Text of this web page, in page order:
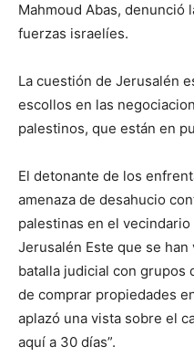
Mahmoud Abas, denunció
fuerzas israelíes.
La cuestión de Jerusalén
escollos en las
palestinos, que están en
El detonante de los
amenaza de desahucio
palestinas en el
Jerusalén Este que se
batalla judicial con grupos
de comprar propiedades
aplazó una vista sobre el
aquí a 30 días”.